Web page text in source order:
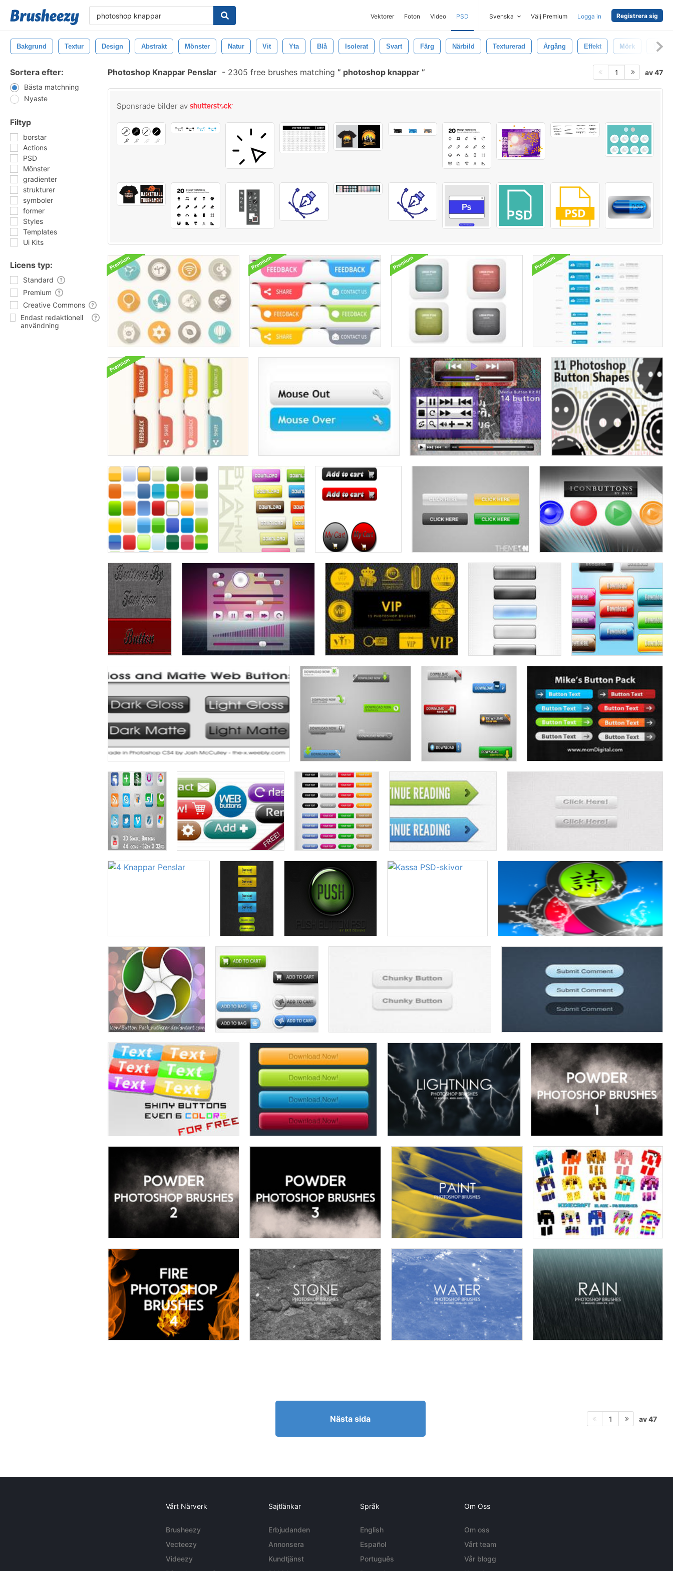
Vektorer Foton Video PSD Svenska Välj Premium Logga in Registrera sig
Bakgrund Textur Design Abstrakt Mönster Natur Vit Yta Blå Isolerat Svart Färg Närbild Texturerad Årgång Effekt Mörk Tapet
Sortera efter:
Bästa matchning
Nyaste
Filtyp
borstar
Actions
PSD
Mönster
gradienter
strukturer
symboler
former
Styles
Templates
Ui Kits
Licens typ:
Standard
Premium
Creative Commons
Endast redaktionell
användning
Photoshop Knappar Penslar - 2305 free brushes matching photoshop knappar 1 av 47
Sponsrade bilder av
Nästa sida 1 av 47
Vårt Närverk
Brusheezy
Vecteezy
Videezy
Sajtlänkar
Erbjudanden
Annonsera
Kundtjänst
Språk
English
Español
Português
Om Oss
Om oss
Vårt team
Vår blogg